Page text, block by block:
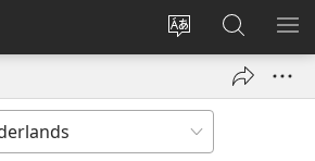
Taal
wijzigen
Inloggen
(opent
Zoeken
op
JW.ORG